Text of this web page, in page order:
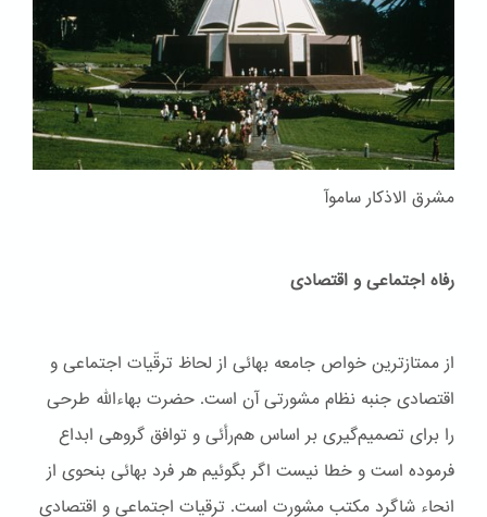
مشرق الاذکار ساموآ
رفاه اجتماعی و اقتصادی
از ممتازترین خواص جامعه بهائی از لحاظ ترقّیات اجتماعی و
اقتصادی جنبه نظام مشورتی آن است. حضرت بهاءاللّه طرحی
را برای تصمیم‌گیری بر اساس هم‌رأئی و توافق گروهی ابداع
فرموده است و خطا نیست اگر بگوئیم هر فرد بهائی بنحوی از
انحاء شاگرد مکتب مشورت است. ترقیات اجتماعی و اقتصادی